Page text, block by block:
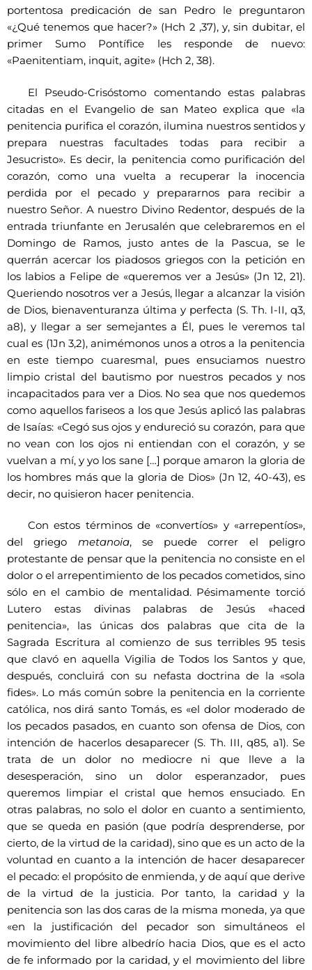
portentosa predicación de san Pedro le preguntaron
«¿Qué tenemos que hacer?» (Hch 2 ,37), y, sin dubitar, el
primer Sumo Pontífice les responde de nuevo:
«Paenitentiam, inquit, agite» (Hch 2, 38).
El Pseudo-Crisóstomo comentando estas palabras
citadas en el Evangelio de san Mateo explica que «la
penitencia purifica el corazón, ilumina nuestros sentidos y
prepara nuestras facultades todas para recibir a
Jesucristo». Es decir, la penitencia como purificación del
corazón, como una vuelta a recuperar la inocencia
perdida por el pecado y prepararnos para recibir a
nuestro Señor. A nuestro Divino Redentor, después de la
entrada triunfante en Jerusalén que celebraremos en el
Domingo de Ramos, justo antes de la Pascua, se le
querrán acercar los piadosos griegos con la petición en
los labios a Felipe de «queremos ver a Jesús» (Jn 12, 21).
Queriendo nosotros ver a Jesús, llegar a alcanzar la visión
de Dios, bienaventuranza última y perfecta (S. Th. I-II, q3,
a8), y llegar a ser semejantes a Él, pues le veremos tal
cual es (1Jn 3,2), animémonos unos a otros a la penitencia
en este tiempo cuaresmal, pues ensuciamos nuestro
limpio cristal del bautismo por nuestros pecados y nos
incapacitados para ver a Dios. No sea que nos quedemos
como aquellos fariseos a los que Jesús aplicó las palabras
de Isaías: «Cegó sus ojos y endureció su corazón, para que
no vean con los ojos ni entiendan con el corazón, y se
vuelvan a mí, y yo los sane […] porque amaron la gloria de
los hombres más que la gloria de Dios» (Jn 12, 40-43), es
decir, no quisieron hacer penitencia.
Con estos términos de «convertíos» y «arrepentíos»,
del griego metanoia, se puede correr el peligro
protestante de pensar que la penitencia no consiste en el
dolor o el arrepentimiento de los pecados cometidos, sino
sólo en el cambio de mentalidad. Pésimamente torció
Lutero estas divinas palabras de Jesús «haced
penitencia», las únicas dos palabras que cita de la
Sagrada Escritura al comienzo de sus terribles 95 tesis
que clavó en aquella Vigilia de Todos los Santos y que,
después, concluirá con su nefasta doctrina de la «sola
fides». Lo más común sobre la penitencia en la corriente
católica, nos dirá santo Tomás, es «el dolor moderado de
los pecados pasados, en cuanto son ofensa de Dios, con
intención de hacerlos desaparecer (S. Th. III, q85, a1). Se
trata de un dolor no mediocre ni que lleve a la
desesperación, sino un dolor esperanzador, pues
queremos limpiar el cristal que hemos ensuciado. En
otras palabras, no solo el dolor en cuanto a sentimiento,
que se queda en pasión (que podría desprenderse, por
cierto, de la virtud de la caridad), sino que es un acto de la
voluntad en cuanto a la intención de hacer desaparecer
el pecado: el propósito de enmienda, y de aquí que derive
de la virtud de la justicia. Por tanto, la caridad y la
penitencia son las dos caras de la misma moneda, ya que
«en la justificación del pecador son simultáneos el
movimiento del libre albedrío hacia Dios, que es el acto
de fe informado por la caridad, y el movimiento del libre